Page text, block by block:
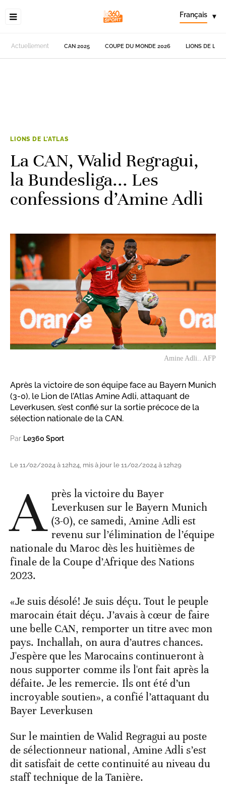
Français ▾
Actuellement CAN 2025 COUPE DU MONDE 2026 LIONS DE
LIONS DE L'ATLAS
La CAN, Walid Regragui,
la Bundesliga... Les
confessions d’Amine Adli
Amine Adli.. AFP
Après la victoire de son équipe face au Bayern Munich
(3-0), le Lion de l’Atlas Amine Adli, attaquant de
Leverkusen, s’est confié sur la sortie précoce de la
sélection nationale de la CAN.
Par Le360 Sport
Le 11/02/2024 à 12h24, mis à jour le 11/02/2024 à 12h29
A près la victoire du Bayer
Leverkusen sur le Bayern Munich
(3-0), ce samedi, Amine Adli est
revenu sur l’élimination de l’équipe
nationale du Maroc dès les huitièmes de
finale de la Coupe d’Afrique des Nations
2023.
«Je suis désolé! Je suis déçu. Tout le peuple
marocain était déçu. J’avais à cœur de faire
une belle CAN, remporter un titre avec mon
pays. Inchallah, on aura d’autres chances.
J'espère que les Marocains continueront à
nous supporter comme ils l'ont fait après la
défaite. Je les remercie. Ils ont été d’un
incroyable soutien», a confié l’attaquant du
Bayer Leverkusen
Sur le maintien de Walid Regragui au poste
de sélectionneur national, Amine Adli s’est
dit satisfait de cette continuité au niveau du
staff technique de la Tanière.